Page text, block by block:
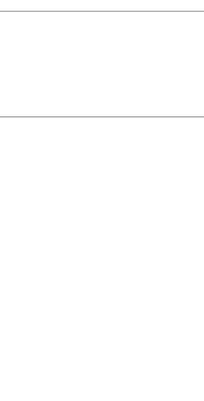
Vipps, Klarna och Google Pay.
debiteras kortet/fakturan.